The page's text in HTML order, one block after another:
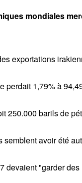
mondiales
exportations
1,79% à
250.000 barils de
avoir été
"garder